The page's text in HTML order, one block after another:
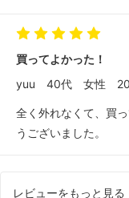
買ってよかった！
yuu
40代 女性
全く外れなくて、買
うございました。
レビューをもっと見る